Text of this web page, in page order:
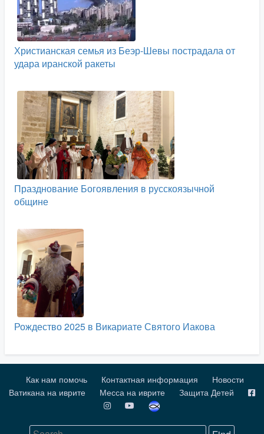
Христианская семья из Беэр-Шевы пострадала от
удара иранской ракеты
Празднование Богоявления в русскоязычной
общине
Рождество 2025 в Викариате Святого Иакова
Как нам помочь Контактная информация
Новости
Ватикана на иврите
Месса на иврите Защита Детей